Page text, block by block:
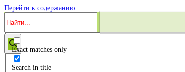
Перейти к содержанию
Exact matches only
Search in title